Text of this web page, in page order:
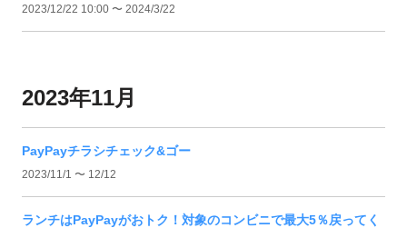
2023/12/22 10:00 〜 2024/3/22
2023年11月
PayPayチラシチェック&ゴー
2023/11/1 〜 12/12
ランチはPayPayがおトク！対象のコンビニで最大5％戻ってく